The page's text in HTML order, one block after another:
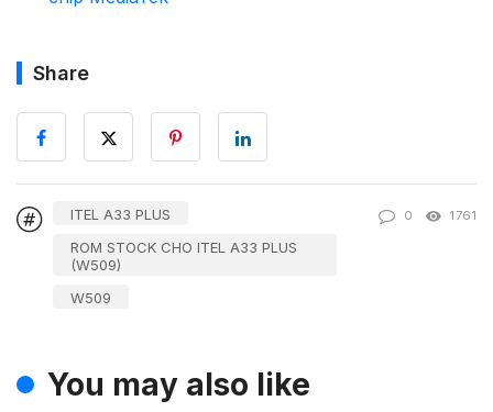
Share
ITEL A33 PLUS
ROM STOCK CHO ITEL A33 PLUS
(W509)
W509
0 1761
You may also like